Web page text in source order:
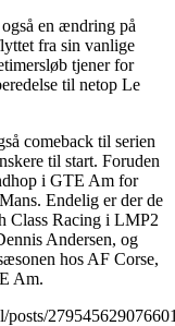
en ændring på
fra sin vanlige
tjener for
til netop Le
comeback til serien
til start. Foruden
i GTE Am for
Endelig er der de
Class Racing i LMP2
Andersen, og
hos AF Corse,
Am.